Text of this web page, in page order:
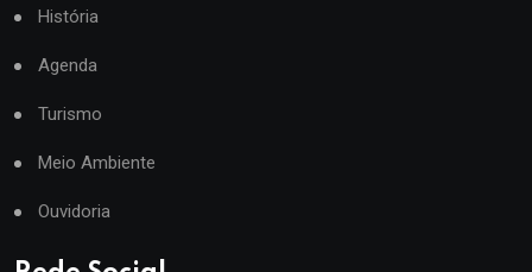
História
Agenda
Turismo
Meio Ambiente
Ouvidoria